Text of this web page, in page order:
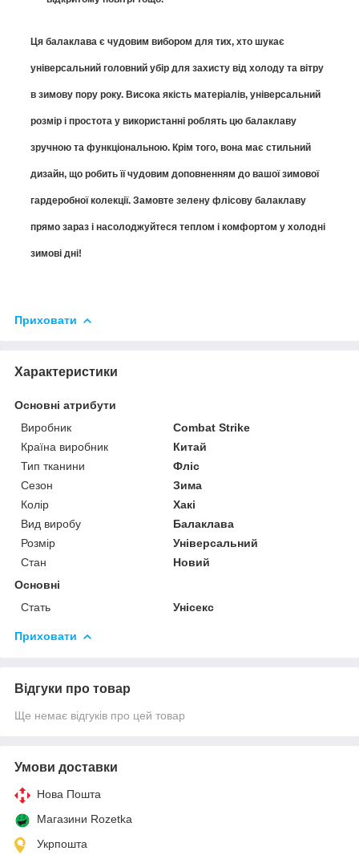
Ця балаклава є чудовим вибором для тих, хто шукає
універсальний головний убір для захисту від холоду та вітру
в зимову пору року. Висока якість матеріалів, універсальний
розмір і простота у використанні роблять цю балаклаву
зручною та функціональною. Крім того, вона має стильний
дизайн, що робить її чудовим доповненням до вашої зимової
гардеробної колекції. Замовте зелену флісову балаклаву
прямо зараз і насолоджуйтеся теплом і комфортом у холодні
зимові дні!
Приховати
Характеристики
Основні атрибути
Виробник
Combat Strike
Країна виробник
Китай
Тип тканини
Фліс
Сезон
Зима
Колір
Хакі
Вид виробу
Балаклава
Розмір
Універсальний
Стан
Новий
Основні
Стать
Унісекс
Приховати
Відгуки про товар
Ще немає відгуків про цей товар
Умови доставки
Нова Пошта
Магазини Rozetka
Укрпошта